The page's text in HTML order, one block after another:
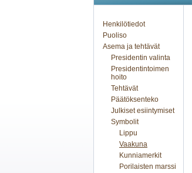
Henkilötiedot
Puoliso
Asema ja tehtävät
Presidentin valinta
Presidentintoimen
hoito
Tehtävät
Päätöksenteko
Julkiset esiintymiset
Symbolit
Lippu
Vaakuna
Kunniamerkit
Porilaisten marssi